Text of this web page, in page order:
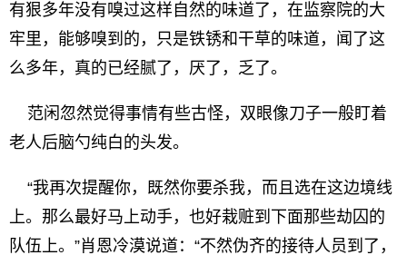
有狠多年没有嗅过这样自然的味道了，在监察院的大
牢里，能够嗅到的，只是铁锈和干草的味道，闻了这
么多年，真的已经腻了，厌了，乏了。
范闲忽然觉得事情有些古怪，双眼像刀子一般盯着
老人后脑勺纯白的头发。
“我再次提醒你，既然你要杀我，而且选在这边境线
上。那么最好马上动手，也好栽赃到下面那些劫囚的
队伍上。”肖恩冷漠说道：“不然伪齐的接待人员到了，